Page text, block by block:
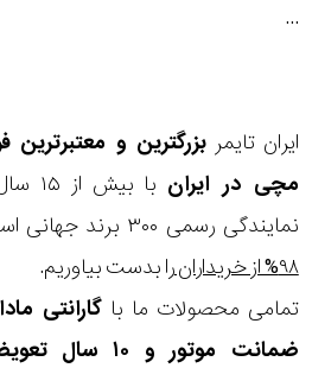
...
ایران تایمر بزرگترین و معتبرترین
مچی در ایران
با
نمایندگی رسمی ۳۰۰ برند جهانی است و توانسته ایم
۹۸% از خریداران
را بدست بیاوریم.
تمامی محصولات ما با
ضمانت موتور و ۱۰ سال تعویض رایگان باتری
شکل
قاب
ویژگی